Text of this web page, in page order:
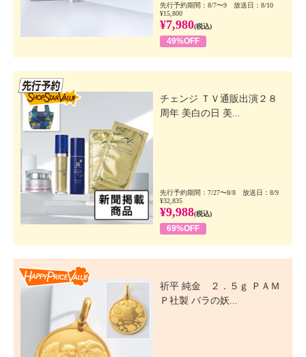
先行予約期間：8/7〜9 放送日：8/10
¥15,800
¥7,980(税込)
49%OFF
チェンジ ＴＶ通販出演２８
周年 美白の日 美...
先行予約期間：7/27〜8/8 放送日：8/9
¥32,835
¥9,988(税込)
69%OFF
祈平 純金 ２．５ｇ ＰＡＭ
Ｐ社製 バラの妖...